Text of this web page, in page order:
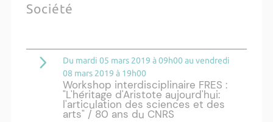
Société
Du mardi 05 mars 2019 à 09h00 au vendredi
08 mars 2019 à 19h00
Workshop interdisciplinaire FRES :
"L'héritage d'Aristote aujourd'hui:
l'articulation des sciences et des
arts" / 80 ans du CNRS